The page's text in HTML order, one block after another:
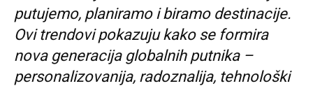
putujemo, planiramo i biramo destinacije.
Ovi trendovi pokazuju kako se formira
nova generacija globalnih putnika –
personalizovanija, radoznalija, tehnološki